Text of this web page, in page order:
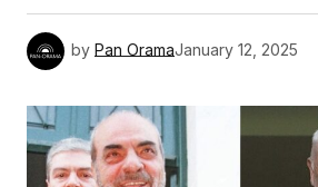
by Pan OramaJanuary 12, 2025